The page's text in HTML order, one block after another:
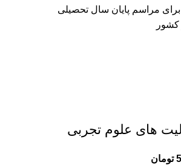
مراسم پایان سال تحصیلی
های علوم تجربی
تومان